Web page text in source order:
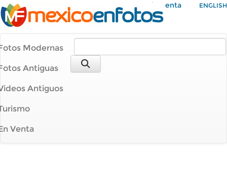
Mi Cuenta ENGLISH
Modernas
Antiguas
Antiguos
Venta